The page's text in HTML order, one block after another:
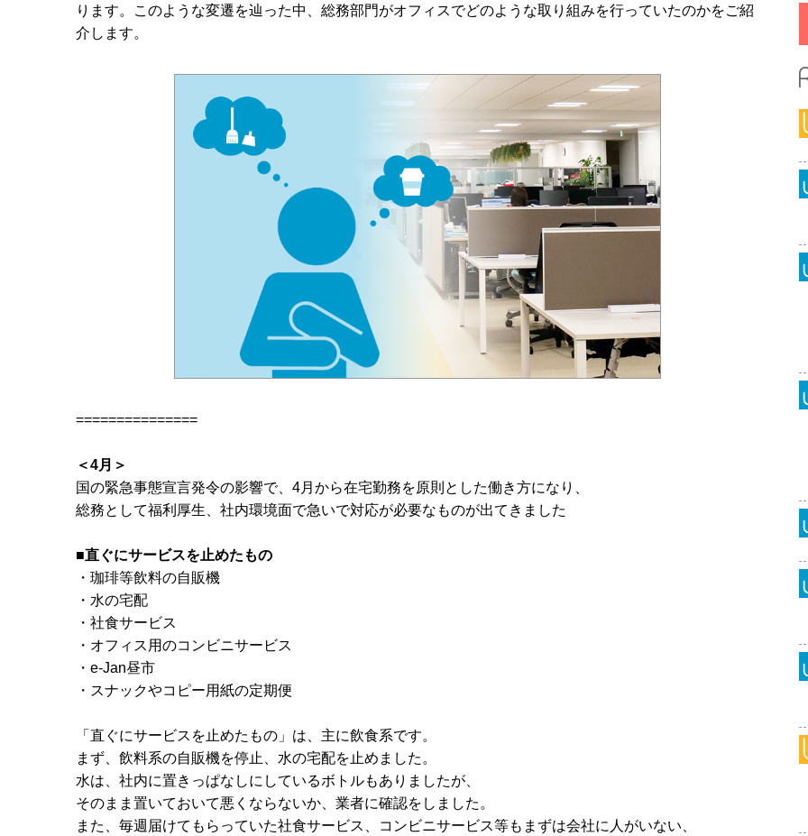
ります。このような変遷を辿った中、総務部門がオフィスでどのような取り組みを行っていたのかをご紹
介します。
===============
＜4月＞
国の緊急事態宣言発令の影響で、4月から在宅勤務を原則とした働き方になり、
総務として福利厚生、社内環境面で急いで対応が必要なものが出てきました
■直ぐにサービスを止めたもの
・珈琲等飲料の自販機
・水の宅配
・社食サービス
・オフィス用のコンビニサービス
・e-Jan昼市
・スナックやコピー用紙の定期便
「直ぐにサービスを止めたもの」は、主に飲食系です。
まず、飲料系の自販機を停止、水の宅配を止めました。
水は、社内に置きっぱなしにしているボトルもありましたが、
そのまま置いておいて悪くならないか、業者に確認をしました。
また、毎週届けてもらっていた社食サービス、コンビニサービス等もまずは会社に人がいない、